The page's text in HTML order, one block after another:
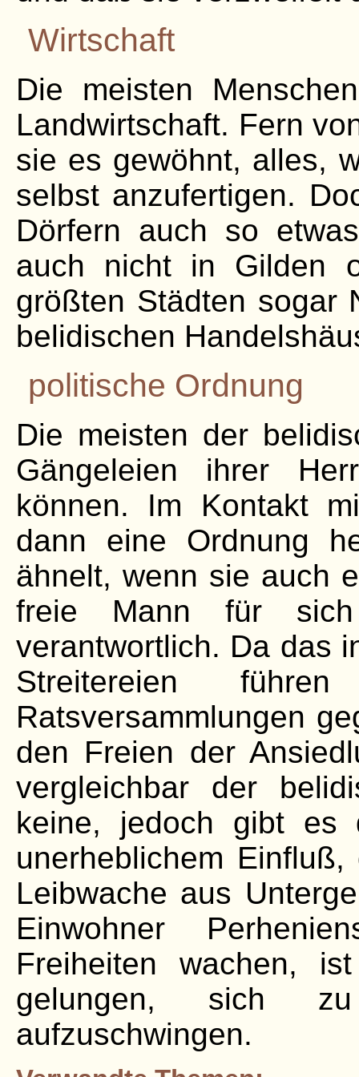
Wirtschaft
Die meisten
Landwirtschaft. Fern
sie es gewöhnt, alles,
selbst anzufertigen.
Dörfern auch so
auch nicht in Gilden
größten Städten sogar
belidischen
politische Ordnung
Die meisten der
Gängeleien ihrer
können. Im Kontakt
dann eine Ordnung
ähnelt, wenn sie auch
freie Mann für
verantwortlich. Da das
Streitereien
Ratsversammlungen
den Freien der
vergleichbar der
keine, jedoch gibt es
unerheblichem
Leibwache aus
Einwohner
Freiheiten wachen,
gelungen, sich
aufzuschwingen.